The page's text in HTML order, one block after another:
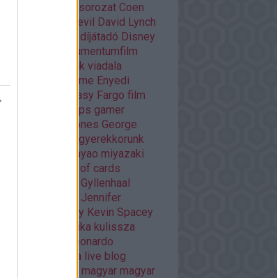
cikksorozat Coen
Daredevil David Lynch
díjátadó Disney
Who
dokumentumfilm
Éhezők viadala
Enders Game Enyedi
fantasy Fargo film
fps gamer
Game of thrones George
gyerekkorunk
hayao miyazaki
house of cards
Jake Gyllenhaal
Jennifer
képregény Kevin Spacey
kritika kulissza
Leonardo
Neeson lista live blog
magyar magyar